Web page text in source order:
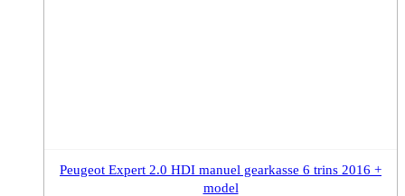
Peugeot Expert 2.0 HDI manuel gearkasse 6 trins 2016 +
model